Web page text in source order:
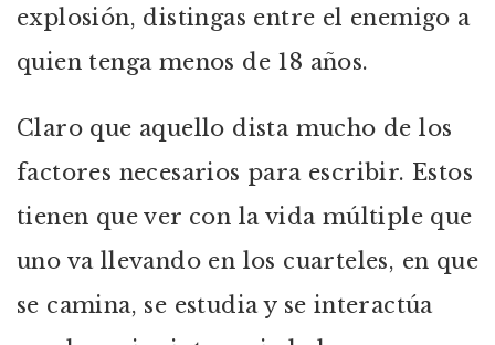
explosión, distingas entre el enemigo a
quien tenga menos de 18 años.
Claro que aquello dista mucho de los
factores necesarios para escribir. Estos
tienen que ver con la vida múltiple que
uno va llevando en los cuarteles, en que
se camina, se estudia y se interactúa